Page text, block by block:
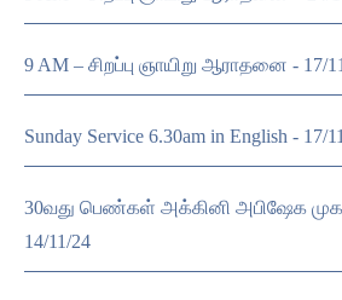
9 AM – சிறப்பு ஞாயிறு ஆராதனை - 17/
Sunday Service 6.30am in English - 17/
30வது பெண்கள் அக்கினி அபிஷேக
14/11/24